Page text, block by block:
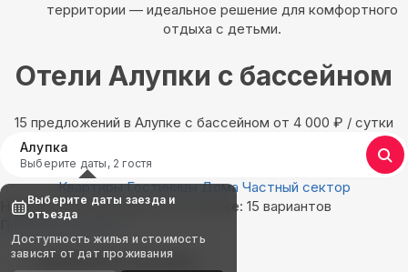
территории — идеальное решение для комфортного
отдыха с детьми.
Отели Алупки с бассейном
15 предложений в Алупке с бассейном oт 4 000 ₽ / сутки
Алупка
Выберите даты, 2 гостя
Квартиры Гостиницы Дома Частный сектор
Найдём, где остановиться в Алупке: 15 вариантов
Показать на карте
Выбирайте лучшее
Выберите даты заезда и
отъезда
Доступность жилья и стоимость
зависят от дат проживания